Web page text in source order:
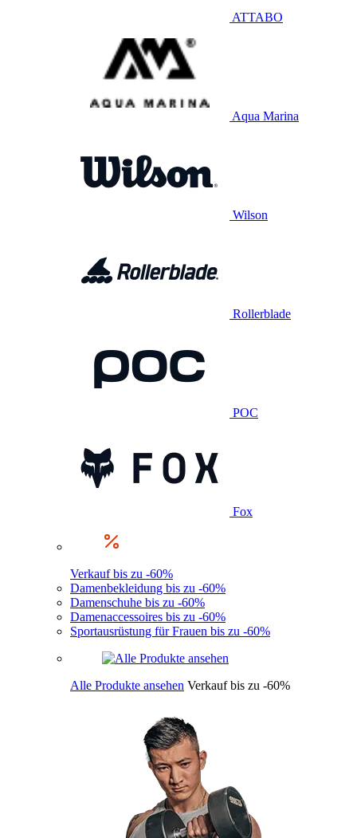
ATTABO
Aqua Marina
Wilson
Rollerblade
POC
Fox
Verkauf bis zu -60%
Damenbekleidung bis zu -60%
Damenschuhe bis zu -60%
Damenaccessoires bis zu -60%
Sportausrüstung für Frauen bis zu -60%
Alle Produkte ansehen Verkauf bis zu -60%